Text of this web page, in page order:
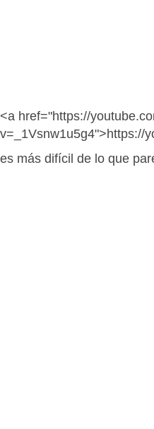
<a href="https://
v=_1Vsnw1u5g4">https://
es más difícil de lo que